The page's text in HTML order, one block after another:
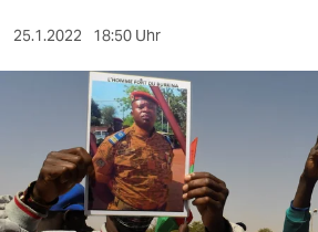
sport
nord
wahrheit
25.1.2022 18:50 Uhr